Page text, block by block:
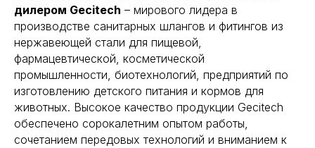
дилером Gecitech – мирового лидера в
производстве санитарных шлангов и фитингов из
нержавеющей стали для пищевой,
фармацевтической, косметической
промышленности, биотехнологий, предприятий по
изготовлению детского питания и кормов для
животных. Высокое качество продукции Gecitech
обеспечено сорокалетним опытом работы,
сочетанием передовых технологий и вниманием к